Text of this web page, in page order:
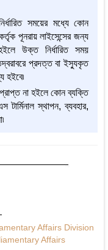
সময়ের মধ্যে কোন
পূনরায় লাইসেন্সের জন্য
উক্ত নির্ধারিত সময়
প্রদত্ত বা ইস্যুকৃত
হইবে৷
না হইলে কোন ব্যক্তি
স্থাপন, ব্যবহার,
Affairs Division
Affairs